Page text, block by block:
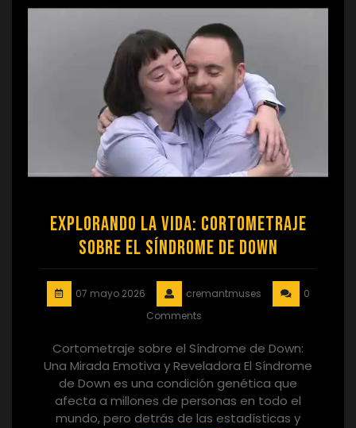
Explorando la Vida: Cortometraje
sobre el Síndrome de Down
07 mayo 2026 cremantmuses
0
Comments
Cortometraje sobre el Síndrome de Down:
Una Mirada Emotiva y Reveladora El Síndrome
de Down es una condición genética que
afecta a millones de personas en todo el
mundo, pero detrás de las estadísticas y